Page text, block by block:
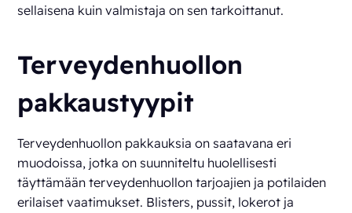
sellaisena kuin valmistaja on sen tarkoittanut.
Terveydenhuollon
pakkaustyypit
Terveydenhuollon pakkauksia on saatavana eri
muodoissa, jotka on suunniteltu huolellisesti
täyttämään terveydenhuollon tarjoajien ja potilaiden
erilaiset vaatimukset. Blisters, pussit, lokerot ja